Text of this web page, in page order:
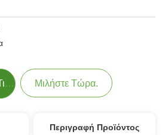
Βρείτε Την Καλύτερη Τιμή Μιλήστε Τώρα.
Περιγραφή Προϊόντος